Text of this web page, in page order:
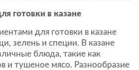
готовки в казане
для готовки в казане
зелень и специи. В казане
блюда, такие как
и тушеное мясо. Разнообразие